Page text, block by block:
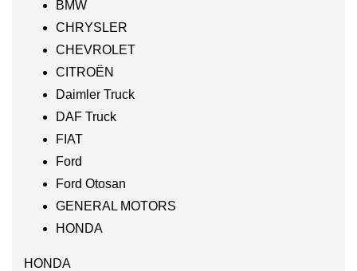
BMW
CHRYSLER
CHEVROLET
CITROËN
Daimler Truck
DAF Truck
FIAT
Ford
Ford Otosan
GENERAL MOTORS
HONDA
HONDA